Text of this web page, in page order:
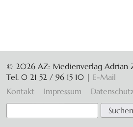
© 2026 AZ: Medienverlag Adrian
Tel. 0 21 52 / 96 15 10 | E-Mail
Navigation
überspringen
Kontakt Impressum